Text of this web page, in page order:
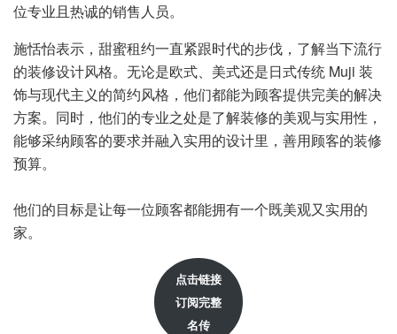
位专业且热诚的销售人员。
施恬怡表示，甜蜜租约一直紧跟时代的步伐，了解当下流行
的装修设计风格。无论是欧式、美式还是日式传统 Muji 装
饰与现代主义的简约风格，他们都能为顾客提供完美的解决
方案。同时，他们的专业之处是了解装修的美观与实用性，
能够采纳顾客的要求并融入实用的设计里，善用顾客的装修
预算。
他们的目标是让每一位顾客都能拥有一个既美观又实用的
家。
点击链接
订阅完整
名传